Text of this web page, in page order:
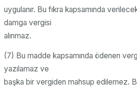
uygulanır. Bu fıkra kapsamında
damga vergisi
alınmaz.
(7) Bu madde kapsamında ödenen
yazılamaz ve
başka bir vergiden mahsup edilemez.